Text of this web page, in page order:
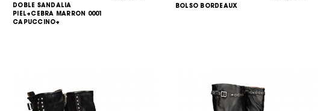
DOBLE SANDALIA
PIEL+CEBRA MARRON 0001
CAPUCCINO+
BOLSO BORDEAUX